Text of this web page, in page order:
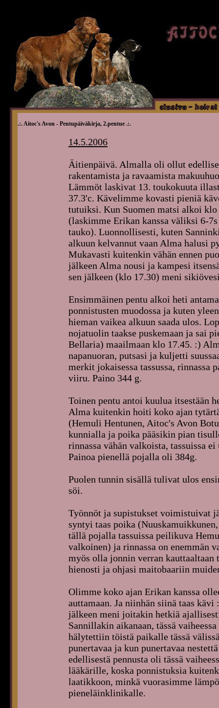
.:. Aitoc's Avon - Pentupäiväkirja, 2.pentue .:.
14.5.2006
Äitienpäivä. Almalla oli ollut
rakentamista ja ravaamista
Lämmöt laskivat 13. toukokuuta
37.3'c. Kävelimme kovasti pieniä
tutuiksi. Kun Suomen matsi alkoi
(laskimme Erikan kanssa väliksi 6-
tauko). Luonnollisesti, kuten
alkuun kelvannut vaan Alma halusi
Mukavasti kuitenkin vähän ennen
jälkeen Alma nousi ja kampesi
sen jälkeen (klo 17.30) meni
Ensimmäinen pentu alkoi heti
ponnistusten muodossa ja kuten
hieman vaikea alkuun saada ulos.
nojatuolin taakse puskemaan ja sai
Bellaria) maailmaan klo 17.45. :)
napanuoran, putsasi ja kuljetti
merkit jokaisessa tassussa, rinnassa
viiru. Paino 344 g.
Toinen pentu antoi kuulua itsestään
Alma kuitenkin hoiti koko ajan
(Hemuli Hentunen, Aitoc's Avon
kunnialla ja poika pääsikin pian
rinnassa vähän valkoista, tassuissa
Painoa pienellä pojalla oli 384g.
Puolen tunnin sisällä tulivat ulos
söi.
Työnnöt ja supistukset voimistuivat
syntyi taas poika
tällä pojalla tassuissa peilikuva
valkoinen) ja rinnassa on enemmän
myös olla jonnin verran
hienosti ja ohjasi maitobaariin
Olimme koko ajan Erikan kanssa
auttamaan. Ja niinhän siinä taas
jälkeen meni joitakin hetkiä
Sannillakin aikanaan, tässä
hälytettiin töistä paikalle tässä
punertavaa ja kun punertavaa
edellisestä pennusta oli tässä
lääkärille, koska ponnistuksia
laatikkoon, minkä vuorasimme
pieneläinklinikalle.